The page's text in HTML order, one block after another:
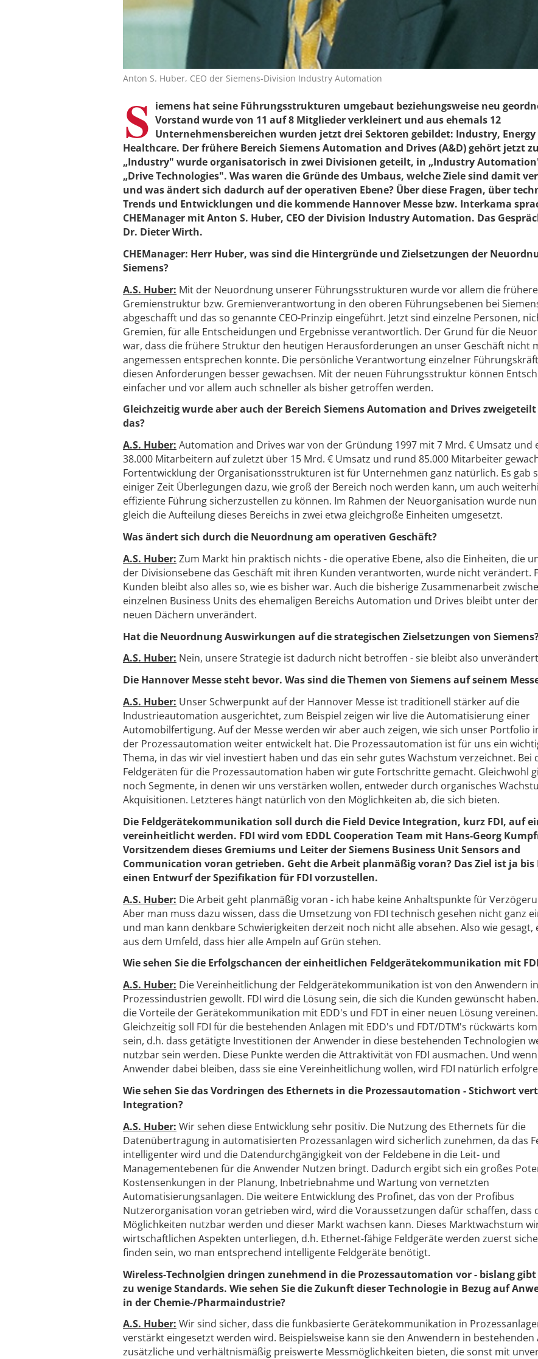
Anton S. Huber, CEO der Siemens-Division Industry Automation
S iemens hat seine Führungsstrukturen umgebaut beziehungsweise neu
Vorstand wurde von 11 auf 8 Mitglieder verkleinert und aus ehemals 12
Unternehmensbereichen wurden jetzt drei Sektoren gebildet: Industry,
Healthcare. Der frühere Bereich Siemens Automation and Drives (A&D) gehört jetzt
„Industry" wurde organisatorisch in zwei Divisionen geteilt, in „Industry
„Drive Technologies". Was waren die Gründe des Umbaus, welche Ziele sind damit
und was ändert sich dadurch auf der operativen Ebene? Über diese Fragen, über
Trends und Entwicklungen und die kommende Hannover Messe bzw. Interkama
CHEManager mit Anton S. Huber, CEO der Division Industry Automation. Das
Dr. Dieter Wirth.
CHEManager: Herr Huber, was sind die Hintergründe und Zielsetzungen der
Siemens?
A.S. Huber: Mit der Neuordnung unserer Führungsstrukturen wurde vor allem die frühere
Gremienstruktur bzw. Gremienverantwortung in den oberen Führungsebenen bei
abgeschafft und das so genannte CEO-Prinzip eingeführt. Jetzt sind einzelne Personen,
Gremien, für alle Entscheidungen und Ergebnisse verantwortlich. Der Grund für die
war, dass die frühere Struktur den heutigen Herausforderungen an unser Geschäft nicht
angemessen entsprechen konnte. Die persönliche Verantwortung einzelner
diesen Anforderungen besser gewachsen. Mit der neuen Führungsstruktur können
einfacher und vor allem auch schneller als bisher getroffen werden.
Gleichzeitig wurde aber auch der Bereich Siemens Automation and Drives
das?
A.S. Huber: Automation and Drives war von der Gründung 1997 mit 7 Mrd. € Umsatz und
38.000 Mitarbeitern auf zuletzt über 15 Mrd. € Umsatz und rund 85.000 Mitarbeiter
Fortentwicklung der Organisationsstrukturen ist für Unternehmen ganz natürlich. Es gab
einiger Zeit Überlegungen dazu, wie groß der Bereich noch werden kann, um auch
effiziente Führung sicherzustellen zu können. Im Rahmen der Neuorganisation wurde
gleich die Aufteilung dieses Bereichs in zwei etwa gleichgroße Einheiten umgesetzt.
Was ändert sich durch die Neuordnung am operativen Geschäft?
A.S. Huber: Zum Markt hin praktisch nichts - die operative Ebene, also die Einheiten, die
der Divisionsebene das Geschäft mit ihren Kunden verantworten, wurde nicht verändert.
Kunden bleibt also alles so, wie es bisher war. Auch die bisherige Zusammenarbeit
einzelnen Business Units des ehemaligen Bereichs Automation und Drives bleibt unter
neuen Dächern unverändert.
Hat die Neuordnung Auswirkungen auf die strategischen Zielsetzungen von
A.S. Huber: Nein, unsere Strategie ist dadurch nicht betroffen - sie bleibt also
Die Hannover Messe steht bevor. Was sind die Themen von Siemens auf seinem
A.S. Huber: Unser Schwerpunkt auf der Hannover Messe ist traditionell stärker auf die
Industrieautomation ausgerichtet, zum Beispiel zeigen wir live die Automatisierung einer
Automobilfertigung. Auf der Messe werden wir aber auch zeigen, wie sich unser Portfolio
der Prozessautomation weiter entwickelt hat. Die Prozessautomation ist für uns ein
Thema, in das wir viel investiert haben und das ein sehr gutes Wachstum verzeichnet. Bei
Feldgeräten für die Prozessautomation haben wir gute Fortschritte gemacht. Gleichwohl
noch Segmente, in denen wir uns verstärken wollen, entweder durch organisches
Akquisitionen. Letzteres hängt natürlich von den Möglichkeiten ab, die sich bieten.
Die Feldgerätekommunikation soll durch die Field Device Integration, kurz FDI, auf
vereinheitlicht werden. FDI wird vom EDDL Cooperation Team mit Hans-Georg
Vorsitzendem dieses Gremiums und Leiter der Siemens Business Unit Sensors and
Communication voran getrieben. Geht die Arbeit planmäßig voran? Das Ziel ist ja bis
einen Entwurf der Spezifikation für FDI vorzustellen.
A.S. Huber: Die Arbeit geht planmäßig voran - ich habe keine Anhaltspunkte für
Aber man muss dazu wissen, dass die Umsetzung von FDI technisch gesehen nicht ganz
und man kann denkbare Schwierigkeiten derzeit noch nicht alle absehen. Also wie gesagt,
aus dem Umfeld, dass hier alle Ampeln auf Grün stehen.
Wie sehen Sie die Erfolgschancen der einheitlichen Feldgerätekommunikation mit
A.S. Huber: Die Vereinheitlichung der Feldgerätekommunikation ist von den Anwendern
Prozessindustrien gewollt. FDI wird die Lösung sein, die sich die Kunden gewünscht
die Vorteile der Gerätekommunikation mit EDD's und FDT in einer neuen Lösung vereinen.
Gleichzeitig soll FDI für die bestehenden Anlagen mit EDD's und FDT/DTM's rückwärts
sein, d.h. dass getätigte Investitionen der Anwender in diese bestehenden Technologien
nutzbar sein werden. Diese Punkte werden die Attraktivität von FDI ausmachen. Und
Anwender dabei bleiben, dass sie eine Vereinheitlichung wollen, wird FDI natürlich
Wie sehen Sie das Vordringen des Ethernets in die Prozessautomation - Stichwort
Integration?
A.S. Huber: Wir sehen diese Entwicklung sehr positiv. Die Nutzung des Ethernets für die
Datenübertragung in automatisierten Prozessanlagen wird sicherlich zunehmen, da das
intelligenter wird und die Datendurchgängigkeit von der Feldebene in die Leit- und
Managementebenen für die Anwender Nutzen bringt. Dadurch ergibt sich ein großes
Kostensenkungen in der Planung, Inbetriebnahme und Wartung von vernetzten
Automatisierungsanlagen. Die weitere Entwicklung des Profinet, das von der Profibus
Nutzerorganisation voran getrieben wird, wird die Voraussetzungen dafür schaffen, dass
Möglichkeiten nutzbar werden und dieser Markt wachsen kann. Dieses Marktwachstum
wirtschaftlichen Aspekten unterliegen, d.h. Ethernet-fähige Feldgeräte werden zuerst
finden sein, wo man entsprechend intelligente Feldgeräte benötigt.
Wireless-Technolgien dringen zunehmend in die Prozessautomation vor - bislang gibt
zu wenige Standards. Wie sehen Sie die Zukunft dieser Technologie in Bezug auf
in der Chemie-/Pharmaindustrie?
A.S. Huber: Wir sind sicher, dass die funkbasierte Gerätekommunikation in
verstärkt eingesetzt werden wird. Beispielsweise kann sie den Anwendern in bestehenden
zusätzliche und verhältnismäßig preiswerte Messmöglichkeiten bieten, die sonst mit